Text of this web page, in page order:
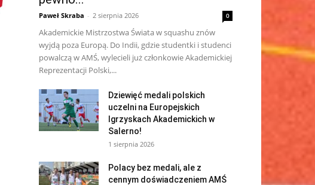
Paweł Skraba - 2 sierpnia 2026 0
Akademickie Mistrzostwa Świata w squashu znów
wyjdą poza Europą. Do Indii, gdzie studentki i studenci
powalczą w AMŚ, wylecieli już członkowie Akademickiej
Reprezentacji Polski,...
Dziewięć medali polskich
uczelni na Europejskich
Igrzyskach Akademickich w
Salerno!
1 sierpnia 2026
Polacy bez medali, ale z
cennym doświadczeniem AMŚ